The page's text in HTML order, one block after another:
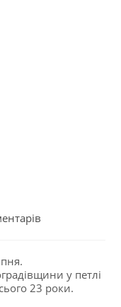
у петлі
23 роки.